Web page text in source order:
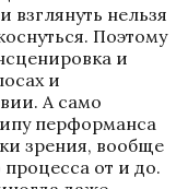
взглянуть нельзя
Поэтому
и
и
А само
перформанса
зрения, вообще
от и до.